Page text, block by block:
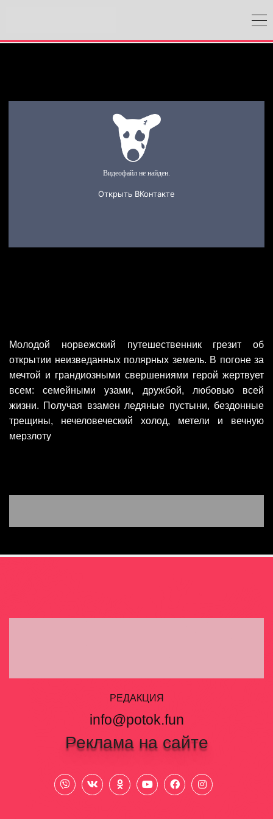
Молодой норвежский путешественник грезит об
открытии неизведанных полярных земель. В погоне за
мечтой и грандиозными свершениями герой жертвует
всем: семейными узами, дружбой, любовью всей
жизни. Получая взамен ледяные пустыни, бездонные
трещины, нечеловеческий холод, метели и вечную
мерзлоту
РЕДАКЦИЯ
info@potok.fun
Реклама на сайте